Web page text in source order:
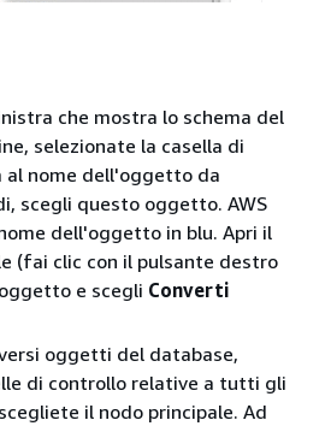
che mostra lo schema del
selezionate la casella di
al nome dell'oggetto da
scegli questo oggetto. AWS
dell'oggetto in blu. Apri il
(fai clic con il pulsante destro
e scegli Converti
oggetti del database,
di controllo relative a tutti gli
il nodo principale. Ad